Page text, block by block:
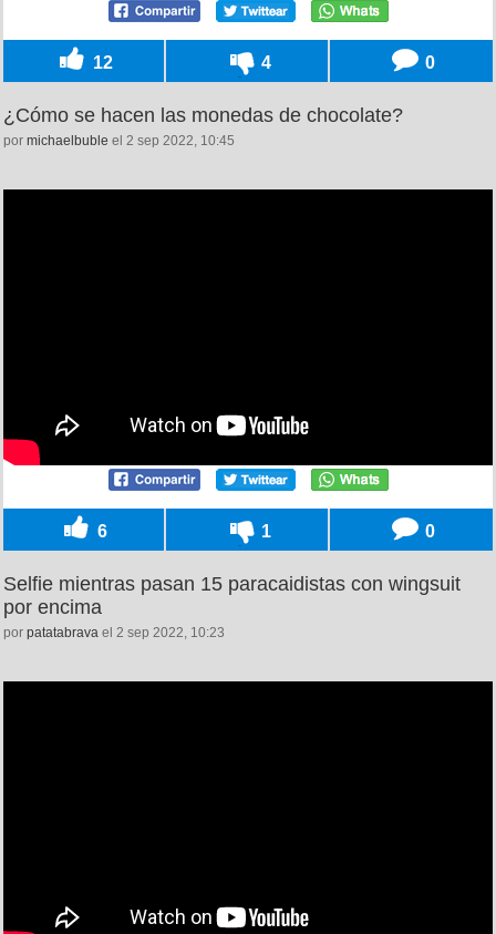
12 4 0
¿Cómo se hacen las monedas de chocolate?
por michaelbuble el 2 sep 2022, 10:45
6 1 0
Selfie mientras pasan 15 paracaidistas con wingsuit
por encima
por patatabrava el 2 sep 2022, 10:23